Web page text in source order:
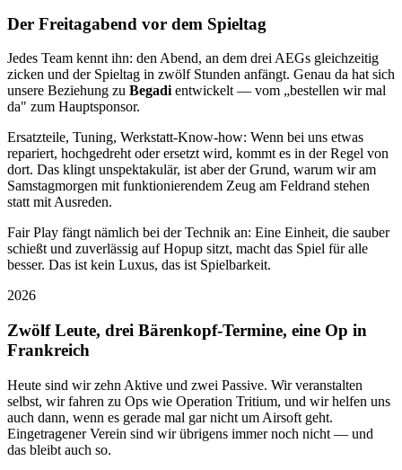
Der Freitagabend vor dem Spieltag
Jedes Team kennt ihn: den Abend, an dem drei AEGs gleichzeitig
zicken und der Spieltag in zwölf Stunden anfängt. Genau da hat sich
unsere Beziehung zu Begadientwickelt — vom „bestellen wir mal
da" zum Hauptsponsor.
Ersatzteile, Tuning, Werkstatt-Know-how: Wenn bei uns etwas
repariert, hochgedreht oder ersetzt wird, kommt es in der Regel von
dort. Das klingt unspektakulär, ist aber der Grund, warum wir am
Samstagmorgen mit funktionierendem Zeug am Feldrand stehen
statt mit Ausreden.
Fair Play fängt nämlich bei der Technik an: Eine Einheit, die sauber
schießt und zuverlässig auf Hopup sitzt, macht das Spiel für alle
besser. Das ist kein Luxus, das ist Spielbarkeit.
2026
Zwölf Leute, drei Bärenkopf-Termine, eine Op in
Frankreich
Heute sind wir zehn Aktive und zwei Passive. Wir veranstalten
selbst, wir fahren zu Ops wie Operation Tritium, und wir helfen uns
auch dann, wenn es gerade mal gar nicht um Airsoft geht.
Eingetragener Verein sind wir übrigens immer noch nicht — und
das bleibt auch so.